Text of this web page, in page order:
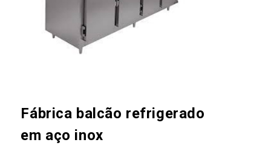
Fábrica balcão refrigerado
em aço inox